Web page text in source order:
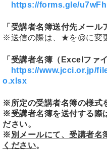
https://forms.gle/
「受講者名簿送付先メー
※送信の際は、★を@に変
「受講者名簿（Excelファ
https://www.jcci.or.jp/
o.xlsx
※所定の受講者名簿の様式
※受講者名簿を送付する際
ださい。
※ 別メールにて、受講者名
ください。